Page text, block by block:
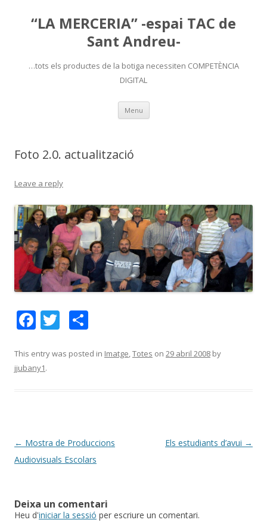
“LA MERCERIA” -espai TAC de
Sant Andreu-
…tots els productes de la botiga necessiten COMPETÈNCIA
DIGITAL
Menu Skip
content
Foto 2.0. actualització
Leave a reply
F
e
b
k
T
itt m
ix
This entry was posted in Imatge,Totes on 29 abril 2008 by
jjubany1.
Post
navigation
← Mostra de Produccions
Audiovisuals Escolars
Els estudiants d’avui →
Deixa un comentari
Heu d'iniciar la sessió per escriure un comentari.